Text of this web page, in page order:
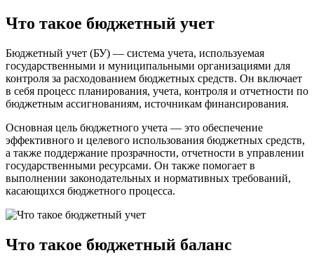
Что такое бюджетный учет
Бюджетный учет (БУ) — система учета, используемая
государственными и муниципальными организациями для
контроля за расходованием бюджетных средств. Он включает
в себя процесс планирования, учета, контроля и отчетности по
бюджетным ассигнованиям, источникам финансирования.
Основная цель бюджетного учета — это обеспечение
эффективного и целевого использования бюджетных средств,
а также поддержание прозрачности, отчетности в управлении
государственными ресурсами. Он также помогает в
выполнении законодательных и нормативных требований,
касающихся бюджетного процесса.
Что такое бюджетный баланс